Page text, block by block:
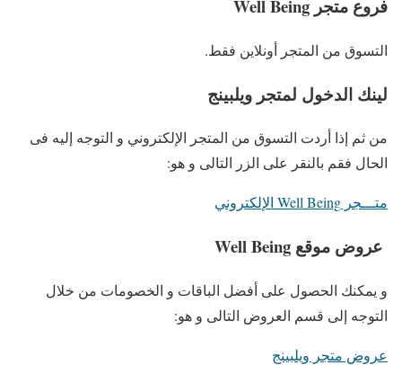
فروع متجر Well Being
التسوق من المتجر أونلاين فقط.
لينك الدخول لمتجر ويلبينج
من ثم إذا أردت التسوق من المتجر الإلكتروني و التوجه إليه فى
الحال فقم بالنقر على الزر التالى و هو:
متـــجر Well Being الإلكتروني
عروض موقع Well Being
و يمكنك الحصول على أفضل الباقات و الخصومات من خلال
التوجه إلى قسم العروض التالى و هو:
عروض متجر ويلبينج